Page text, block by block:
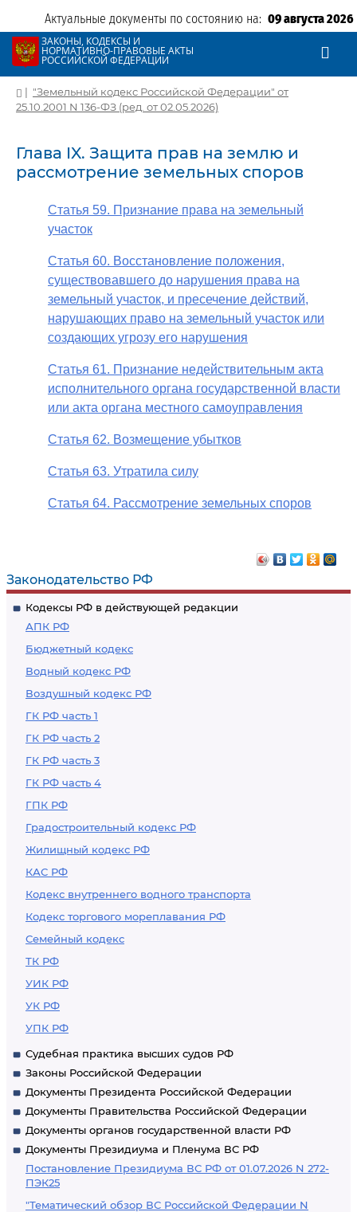
Актуальные документы по состоянию на: 09 августа 2026
ЗАКОНЫ, КОДЕКСЫ И
НОРМАТИВНО-ПРАВОВЫЕ АКТЫ
РОССИЙСКОЙ ФЕДЕРАЦИИ
Законодательство РФ
Кодексы РФ в действующей редакции
АПК РФ
Бюджетный кодекс
Водный кодекс РФ
Воздушный кодекс РФ
ГК РФ часть 1
ГК РФ часть 2
ГК РФ часть 3
ГК РФ часть 4
ГПК РФ
Градостроительный кодекс РФ
Жилищный кодекс РФ
КАС РФ
Кодекс внутреннего водного транспорта
Кодекс торгового мореплавания РФ
Семейный кодекс
ТК РФ
УИК РФ
УК РФ
УПК РФ
Судебная практика высших судов РФ
Законы Российской Федерации
Документы Президента Российской Федерации
Документы Правительства Российской Федерации
Документы органов государственной власти РФ
Документы Президиума и Пленума ВС РФ
Постановление Президиума ВС РФ от 01.07.2026 N 272-
ПЭК25
"Тематический обзор ВС Российской Федерации N
| "Земельный кодекс Российской Федерации" от
25.10.2001 N 136-ФЗ (ред. от 02.05.2026)
Глава IX. Защита прав на землю и
рассмотрение земельных споров
Статья 59. Признание права на земельный
участок
Статья 60. Восстановление положения,
существовавшего до нарушения права на
земельный участок, и пресечение действий,
нарушающих право на земельный участок или
создающих угрозу его нарушения
Статья 61. Признание недействительным акта
исполнительного органа государственной власти
или акта органа местного самоуправления
Статья 62. Возмещение убытков
Статья 63. Утратила силу
Статья 64. Рассмотрение земельных споров